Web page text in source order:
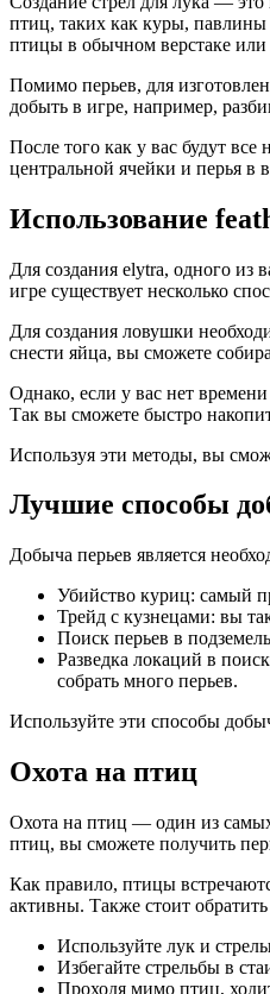
птиц, таких как куры, павлины
птицы в обычном верстаке или
Помимо перьев, для
добыть в игре, например,
После того как у вас будут
центральной ячейки и перья в
Использование
Для создания elytra, одного из
игре существует несколько
Для создания ловушки
снести яйца, вы сможете
Однако, если у вас нет
Так вы сможете быстро
Используя эти методы, вы
Лучшие способы
Добыча перьев является
Убийство куриц: самый
Трейд с кузнецами: вы
Поиск перьев в
Разведка локаций в
собрать много перьев.
Используйте эти способы
Охота на птиц
Охота на птиц — один из
птиц, вы сможете получить
Как правило, птицы
активны. Также стоит
Используйте лук и
Избегайте стрельбы в
Проходя мимо птиц,